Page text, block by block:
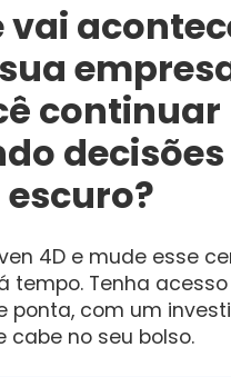
vai
continuar
escuro?
4D e mude esse
tempo. Tenha
ponta, com um
cabe no seu bolso.